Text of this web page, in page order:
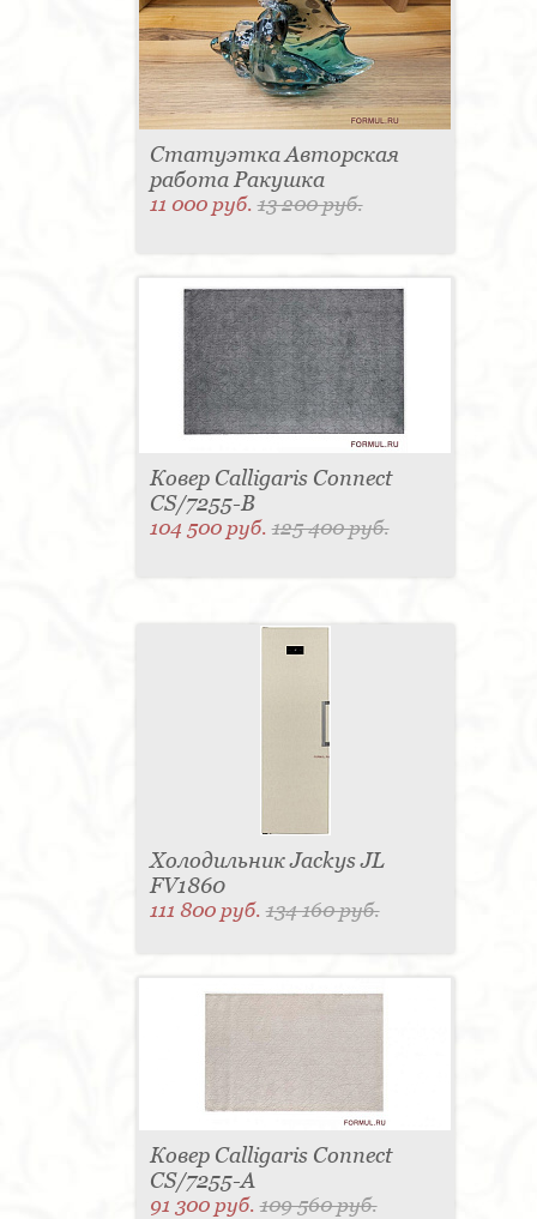
Статуэтка Авторская
работа Ракушка
11 000 руб.13 200 руб.
Ковер Calligaris Connect
CS/7255-B
104 500 руб.125 400 руб.
Холодильник Jackys JL
FV1860
111 800 руб.134 160 руб.
Ковер Calligaris Connect
CS/7255-A
91 300 руб.109 560 руб.